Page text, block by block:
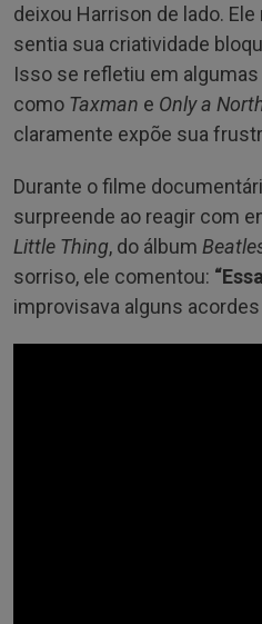
deixou Harrison de lado.
sentia sua criatividade
Isso se refletiu em
como Taxman e Only a
claramente expõe sua
Durante o filme
surpreende ao reagir com
Little Thing, do álbum
sorriso, ele comentou:
improvisava alguns